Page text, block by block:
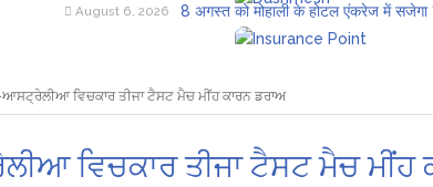
August 6, 2026 8 अगस्त को मोहाली के होटल एंकरेज में सजेगा
ਆਸਟ੍ਰੇਲੀਆ ਵਿਚਕਾਰ ਤੀਜਾ ਟੈਸਟ ਮੈਚ ਮੀਂਹ ਕਾਰਨ ਡਰਾਅ
ਵਿਚਕਾਰ ਤੀਜਾ ਟੈਸਟ ਮੈਚ ਮੀਂਹ